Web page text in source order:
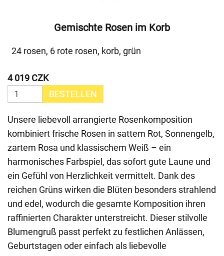
Gemischte Rosen im Korb
24 rosen, 6 rote rosen, korb, grün
4 019 CZK
BESTELLEN
Unsere liebevoll arrangierte Rosenkomposition
kombiniert frische Rosen in sattem Rot, Sonnengelb,
zartem Rosa und klassischem Weiß – ein
harmonisches Farbspiel, das sofort gute Laune und
ein Gefühl von Herzlichkeit vermittelt. Dank des
reichen Grüns wirken die Blüten besonders strahlend
und edel, wodurch die gesamte Komposition ihren
raffinierten Charakter unterstreicht. Dieser stilvolle
Blumengruß passt perfekt zu festlichen Anlässen,
Geburtstagen oder einfach als liebevolle